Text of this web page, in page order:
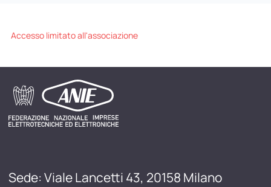
Accesso limitato all'associazione
Sede: Viale Lancetti 43, 20158 Milano